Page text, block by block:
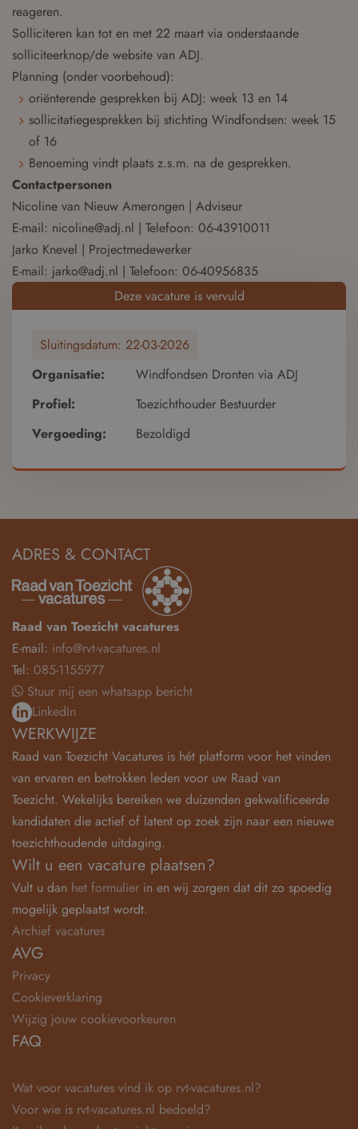
reageren.
Solliciteren kan tot en met 22 maart via onderstaande
solliciteerknop/de website van ADJ.
Planning (onder voorbehoud):
oriënterende gesprekken bij ADJ: week 13 en 14
sollicitatiegesprekken bij stichting Windfondsen: week 15
of 16
Benoeming vindt plaats z.s.m. na de gesprekken.
Contactpersonen
Nicoline van Nieuw Amerongen | Adviseur
E-mail: nicoline@adj.nl | Telefoon: 06-43910011
Jarko Knevel | Projectmedewerker
E-mail: jarko@adj.nl | Telefoon: 06-40956835
Deze vacature is vervuld
Sluitingsdatum: 22-03-2026
Organisatie:
Windfondsen Dronten via ADJ
Profiel:
Toezichthouder Bestuurder
Vergoeding:
Bezoldigd
ADRES & CONTACT
Raad van Toezicht vacatures
E-mail: info@rvt-vacatures.nl
Tel: 085-1155977
Stuur mij een whatsapp bericht
LinkedIn
WERKWIJZE
Raad van Toezicht Vacatures is hét platform voor het vinden
van ervaren en betrokken leden voor uw Raad van
Toezicht. Wekelijks bereiken we duizenden gekwalificeerde
kandidaten die actief of latent op zoek zijn naar een nieuwe
toezichthoudende uitdaging.
Wilt u een vacature plaatsen?
Vult u dan het formulier in en wij zorgen dat dit zo spoedig
mogelijk geplaatst wordt.
Archief vacatures
AVG
Privacy
Cookieverklaring
Wijzig jouw cookievoorkeuren
FAQ
Wat voor vacatures vind ik op rvt-vacatures.nl?
Voor wie is rvt-vacatures.nl bedoeld?